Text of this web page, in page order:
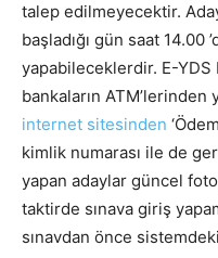
talep edilmeyecektir.
başladığı gün saat
yapabileceklerdir. E-YDS
bankaların ATM’lerinden
internet sitesinden
kimlik numarası ile de
yapan adaylar güncel
taktirde sınava giriş
sınavdan önce